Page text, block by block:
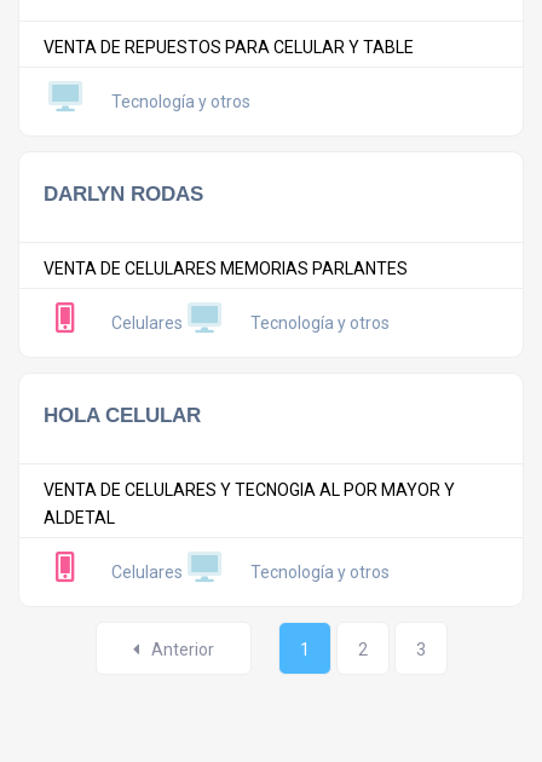
VENTA DE REPUESTOS PARA CELULAR Y TABLE
Tecnología y otros
DARLYN RODAS
VENTA DE CELULARES MEMORIAS PARLANTES
Celulares Tecnología y otros
HOLA CELULAR
VENTA DE CELULARES Y TECNOGIA AL POR MAYOR Y
ALDETAL
Celulares Tecnología y otros
Anterior 1 2 3